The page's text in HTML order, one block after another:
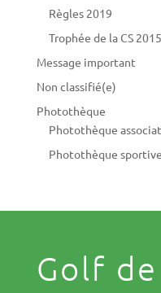
Règles 2019
Trophée de la CS 2015
Message important
Non classifié(e)
Photothèque
Photothèque
Photothèque sportive
Golf